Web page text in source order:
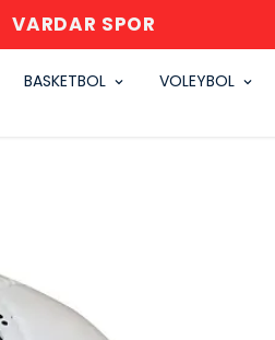
VARDAR SPOR
BASKETBOL VOLEYBOL